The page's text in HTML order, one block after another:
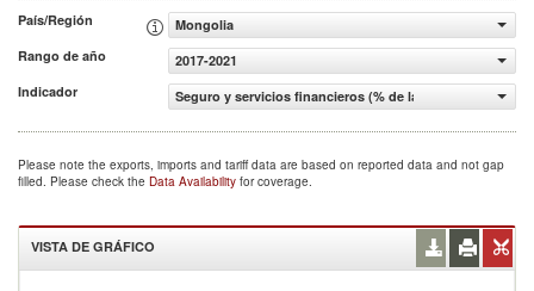
País/Región
Mongolia
Rango de año
2017-2021
Indicador
Seguro y servicios financieros (% de las importaciones
Please note the exports, imports and tariff data are based on reported data and not gap
filled. Please check the Data Availability for coverage.
VISTA DE GRÁFICO